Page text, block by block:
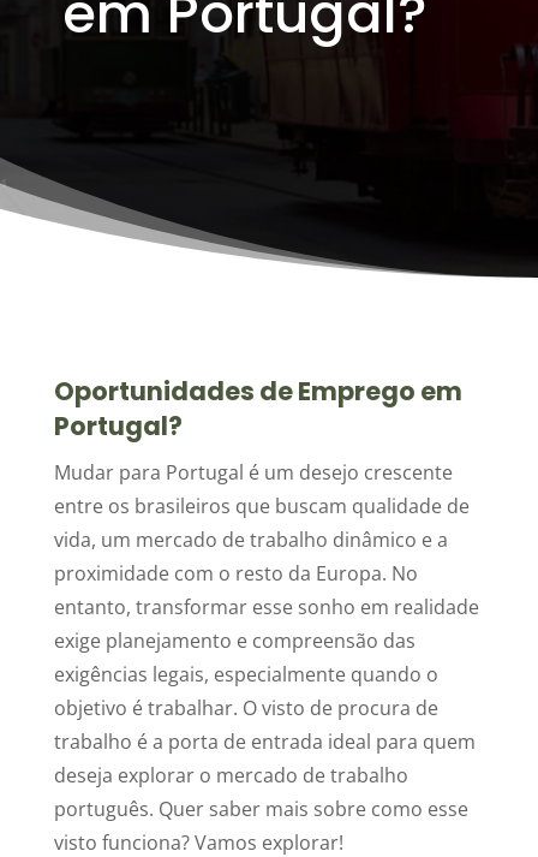
Oportunidades de Emprego em
Portugal?
Mudar para Portugal é um desejo crescente
entre os brasileiros que buscam qualidade de
vida, um mercado de trabalho dinâmico e a
proximidade com o resto da Europa. No
entanto, transformar esse sonho em realidade
exige planejamento e compreensão das
exigências legais, especialmente quando o
objetivo é trabalhar. O visto de procura de
trabalho é a porta de entrada ideal para quem
deseja explorar o mercado de trabalho
português. Quer saber mais sobre como esse
visto funciona? Vamos explorar!